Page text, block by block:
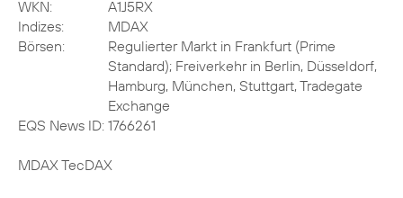
WKN:
A1J5RX
Indizes:
MDAX
Börsen:
Regulierter Markt in Frankfurt (Prime
Standard); Freiverkehr in Berlin, Düsseldorf,
Hamburg, München, Stuttgart, Tradegate
Exchange
EQS News ID: 1766261
MDAX TecDAX